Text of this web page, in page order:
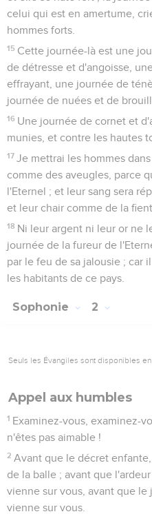
celui qui est en amertume,
hommes forts.
15 Cette journée-là est une
de détresse et d'angoisse,
effrayant, une journée de
journée de nuées et de
16 Une journée de cornet et
munies, et contre les hautes
17 Je mettrai les hommes
comme des aveugles, parce
l'Eternel ; et leur sang sera
et leur chair comme de la
18 Ni leur argent ni leur or ne
journée de la fureur de
par le feu de sa jalousie ; car
les habitants de ce pays.
Sophonie 2
Seuls les Évangiles sont disponibles
Appel aux humbles
1 Examinez-vous, examinez-
n'êtes pas aimable !
2 Avant que le décret
de la balle ; avant que
vienne sur vous, avant que
vienne sur vous.